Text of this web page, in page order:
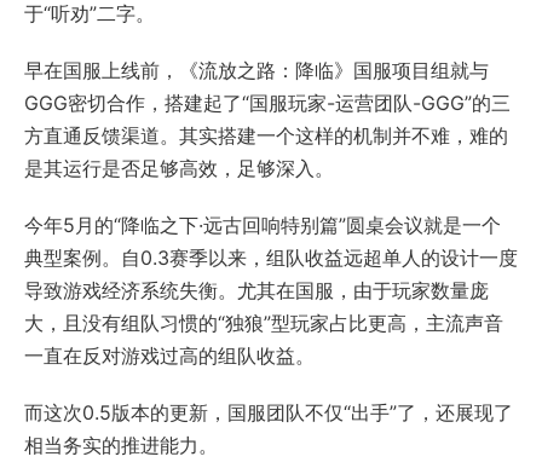
于“听劝”二字。
早在国服上线前，《流放之路：降临》国服项目组就与
GGG密切合作，搭建起了“国服玩家-运营团队-GGG”的三
方直通反馈渠道。其实搭建一个这样的机制并不难，难的
是其运行是否足够高效，足够深入。
今年5月的“降临之下·远古回响特别篇”圆桌会议就是一个
典型案例。自0.3赛季以来，组队收益远超单人的设计一度
导致游戏经济系统失衡。尤其在国服，由于玩家数量庞
大，且没有组队习惯的“独狼”型玩家占比更高，主流声音
一直在反对游戏过高的组队收益。
而这次0.5版本的更新，国服团队不仅“出手”了，还展现了
相当务实的推进能力。